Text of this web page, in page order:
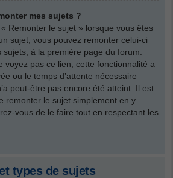
mes sujets ?
Remonter le sujet » lorsque vous êtes
sujet, vous pouvez remonter celui-ci
sujets, à la première page du forum.
voyez pas ce lien, cette fonctionnalité a
ou le temps d’attente nécessaire
peut-être pas encore été atteint. Il est
remonter le sujet simplement en y
vous de le faire tout en respectant les
types de sujets